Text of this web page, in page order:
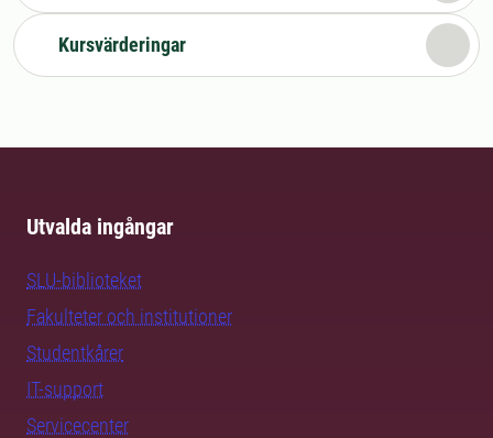
Kursvärderingar
Utvalda ingångar
SLU-biblioteket
Fakulteter och institutioner
Studentkårer
IT-support
Servicecenter